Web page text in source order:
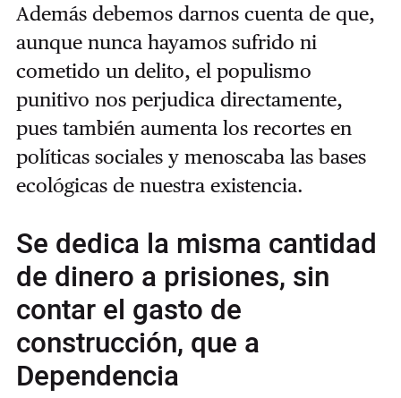
Además debemos darnos cuenta de que,
aunque nunca hayamos sufrido ni
cometido un delito, el populismo
punitivo nos perjudica directamente,
pues también aumenta los recortes en
políticas sociales y menoscaba las bases
ecológicas de nuestra existencia.
Se dedica la misma cantidad
de dinero a prisiones, sin
contar el gasto de
construcción, que a
Dependencia